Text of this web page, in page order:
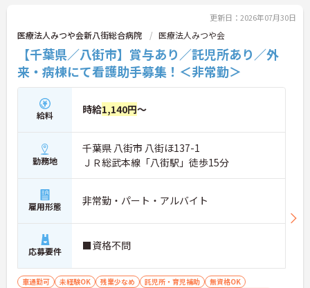
更新日：2026年07月30日
医療法人みつや会新八街総合病院 医療法人みつや会
【千葉県／八街市】賞与あり／託児所あり／外
来・病棟にて看護助手募集！＜非常勤＞
給料 時給1,140円～
勤務地
千葉県 八街市 八街ほ137-1
ＪＲ総武本線「八街駅」徒歩15分
雇用形態 非常勤・パート・アルバイト
応募要件 ■資格不問
車通勤可 未経験OK 残業少なめ 託児所・育児補助
無資格OK